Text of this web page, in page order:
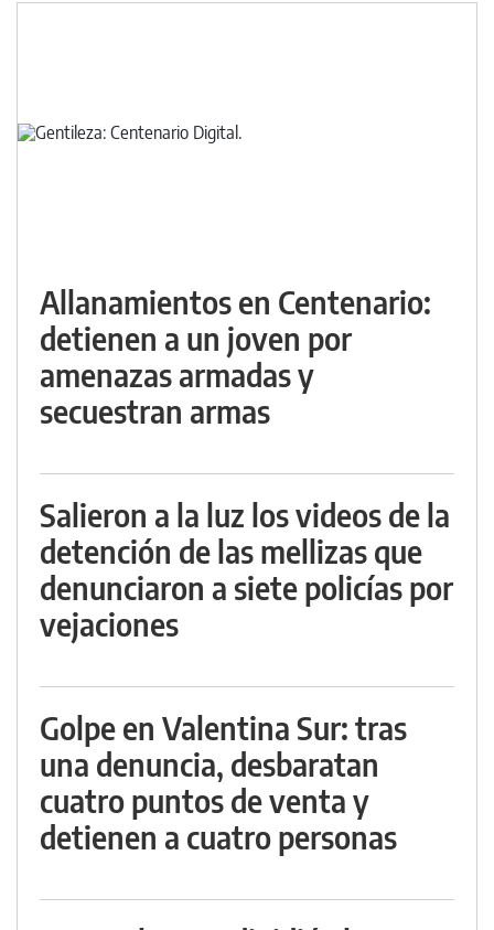
Allanamientos en Centenario:
detienen a un joven por
amenazas armadas y
secuestran armas
Salieron a la luz los videos de la
detención de las mellizas que
denunciaron a siete policías por
vejaciones
Golpe en Valentina Sur: tras
una denuncia, desbaratan
cuatro puntos de venta y
detienen a cuatro personas